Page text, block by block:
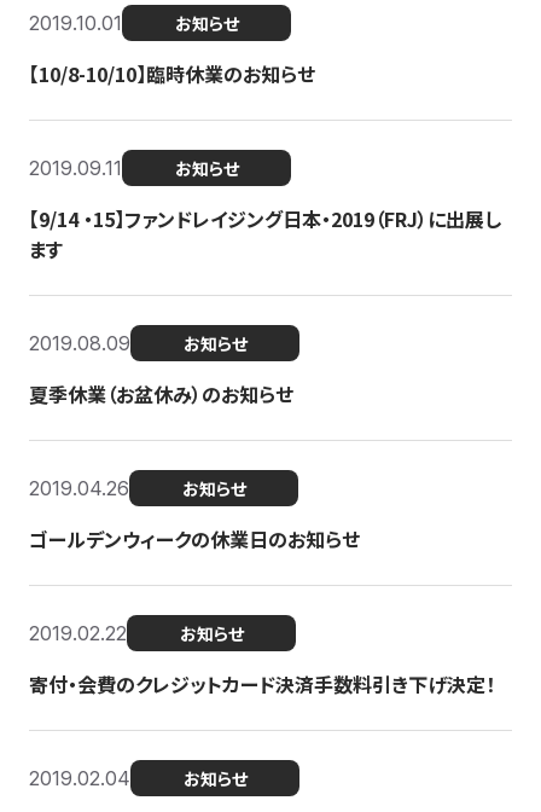
2019.10.01 お知らせ
【10/8-10/10】臨時休業のお知らせ
2019.09.11 お知らせ
【9/14 ・15】ファンドレイジング日本・2019（FRJ）に出展し
ます
2019.08.09 お知らせ
夏季休業（お盆休み）のお知らせ
2019.04.26 お知らせ
ゴールデンウィークの休業日のお知らせ
2019.02.22 お知らせ
寄付・会費のクレジットカード決済手数料引き下げ決定！
2019.02.04 お知らせ